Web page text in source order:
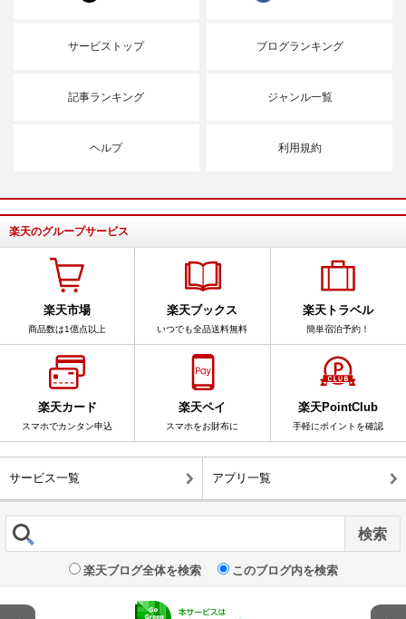
サービストップ ブログランキング
記事ランキング ジャンル一覧
ヘルプ 利用規約
楽天のグループサービス
楽天市場
商品数は1億点以上
楽天ブックス
いつでも全品送料無料
楽天トラベル
簡単宿泊予約！
楽天カード
スマホでカンタン申込
楽天ペイ
スマホをお財布に
楽天PointClub
手軽にポイントを確認
サービス一覧 アプリ一覧
楽天ブログ全体を検索 このブログ内を検索